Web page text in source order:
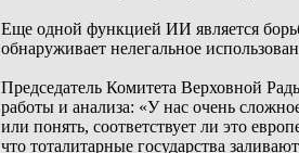
Еще одной функцией ИИ является
обнаруживает нелегальное
Председатель Комитета Верховной
работы и анализа: «У нас очень
или понять, соответствует ли это
что тоталитарные государства